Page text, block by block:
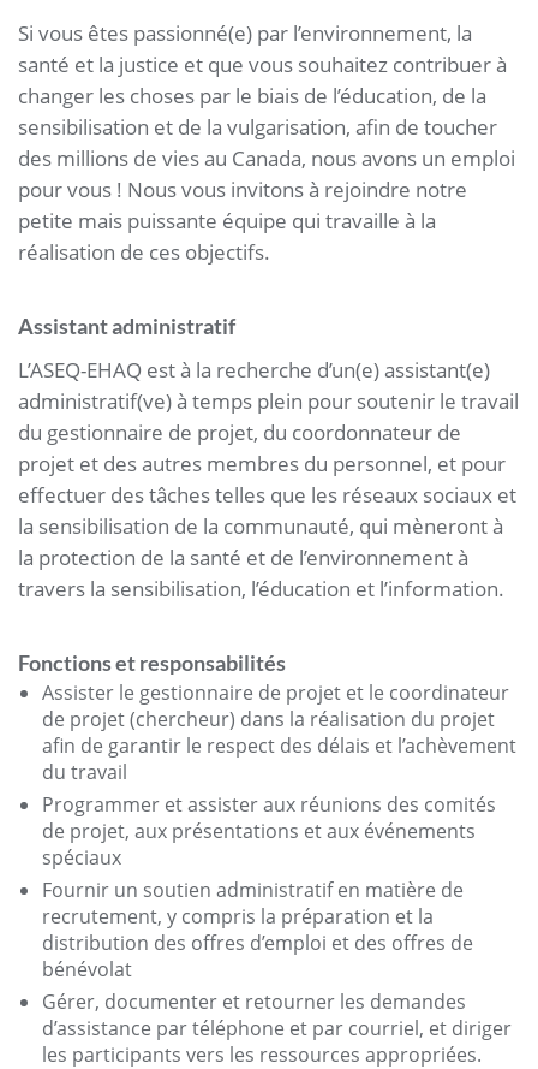
Si vous êtes passionné(e) par l’environnement, la
santé et la justice et que vous souhaitez contribuer à
changer les choses par le biais de l’éducation, de la
sensibilisation et de la vulgarisation, afin de toucher
des millions de vies au Canada, nous avons un emploi
pour vous ! Nous vous invitons à rejoindre notre
petite mais puissante équipe qui travaille à la
réalisation de ces objectifs.
Assistant administratif
L’ASEQ-EHAQ est à la recherche d’un(e) assistant(e)
administratif(ve) à temps plein pour soutenir le travail
du gestionnaire de projet, du coordonnateur de
projet et des autres membres du personnel, et pour
effectuer des tâches telles que les réseaux sociaux et
la sensibilisation de la communauté, qui mèneront à
la protection de la santé et de l’environnement à
travers la sensibilisation, l’éducation et l’information.
Fonctions et responsabilités
Assister le gestionnaire de projet et le coordinateur
de projet (chercheur) dans la réalisation du projet
afin de garantir le respect des délais et l’achèvement
du travail
Programmer et assister aux réunions des comités
de projet, aux présentations et aux événements
spéciaux
Fournir un soutien administratif en matière de
recrutement, y compris la préparation et la
distribution des offres d’emploi et des offres de
bénévolat
Gérer, documenter et retourner les demandes
d’assistance par téléphone et par courriel, et diriger
les participants vers les ressources appropriées.